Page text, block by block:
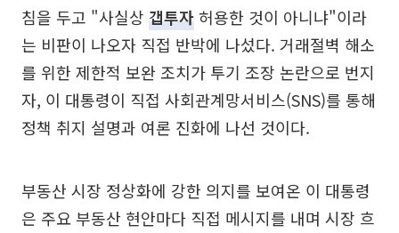
침을 두고 "사실상 갭투자 허용한 것이 아니냐"이라
는 비판이 나오자 직접 반박에 나섰다. 거래절벽 해소
를 위한 제한적 보완 조치가 투기 조장 논란으로 번지
자, 이 대통령이 직접 사회관계망서비스(SNS)를 통해
정책 취지 설명과 여론 진화에 나선 것이다.
부동산 시장 정상화에 강한 의지를 보여온 이 대통령
은 주요 부동산 현안마다 직접 메시지를 내며 시장 흐